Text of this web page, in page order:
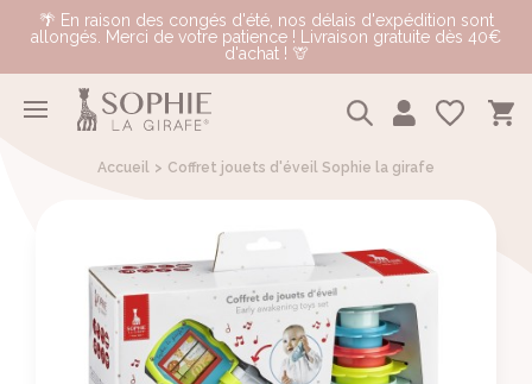
🌴 En raison des congés d'été, nos délais d'expédition sont
allongés. Merci de votre patience ! Livraison gratuite dès 40€
d'achat ! 🦒
Accueil Coffret jouets d'éveil Sophie la girafe